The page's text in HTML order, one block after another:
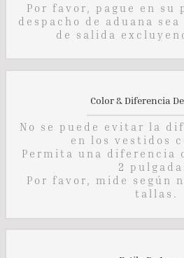
Por favor, pague en su
despacho de aduana
de salida
Color & Diferencia
No se puede evitar la
en los vestidos
Permita una diferencia
2
Por favor, mide según
tallas.